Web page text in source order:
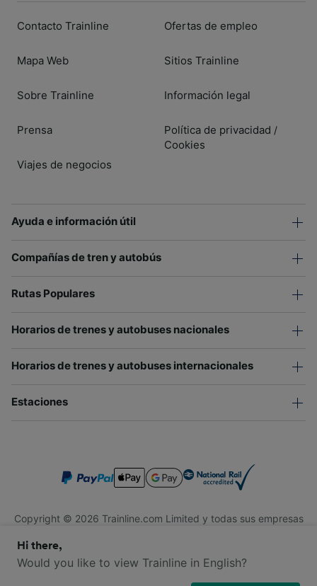
Contacto Trainline
Mapa Web
Sobre Trainline
Prensa
Viajes de negocios
Ofertas de empleo
Sitios Trainline
Información legal
Política de privacidad /
Cookies
Ayuda e información útil
Compañías de tren y autobús
Rutas Populares
Horarios de trenes y autobuses nacionales
Horarios de trenes y autobuses internacionales
Estaciones
Copyright © 2026 Trainline.com Limited y todas sus empresas
Trainline.com Limited está registrada en Inglaterra y Gales.
Compañía No. 3846791. Dirección: 1 Stonecutter St, Londres
Hi there,
Would you like to view Trainline in English?